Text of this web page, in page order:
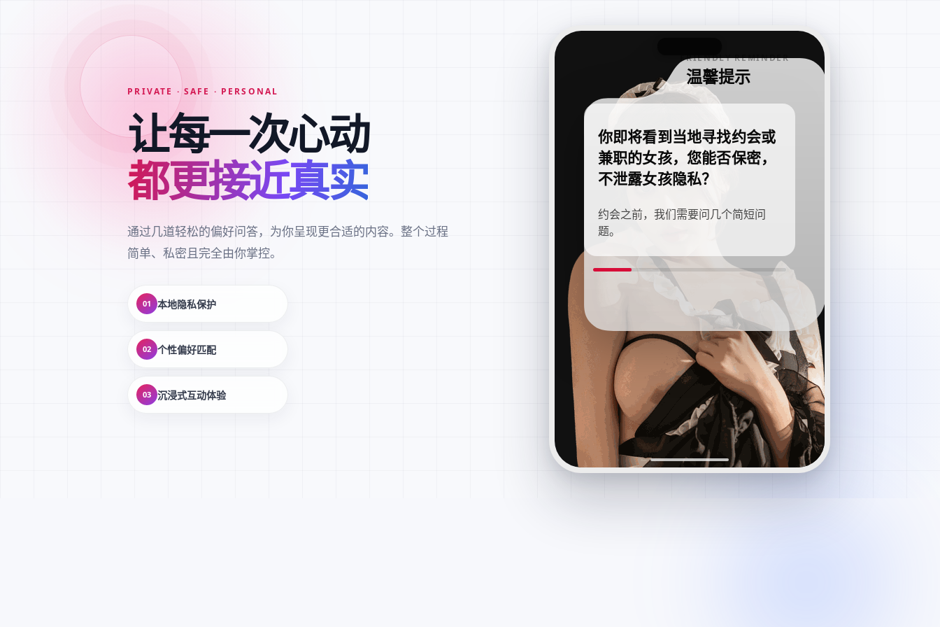
PRIVATE · SAFE · PERSONAL
让每一次心动
都更接近真实
通过几道轻松的偏好问答，为你呈现更合适的内容。整个过程
简单、私密且完全由你掌控。
01 本地隐私保护
02 个性偏好匹配
03 沉浸式互动体验
FRIENDLY REMINDER
温馨提示
你即将看到当地寻找约会或
兼职的女孩，您能否保密，
不泄露女孩隐私？
约会之前，我们需要问几个简短问
题。